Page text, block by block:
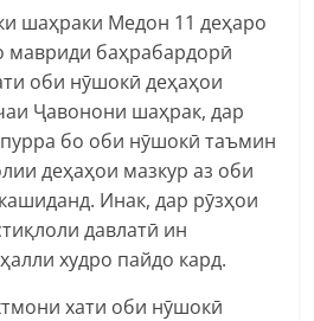
шаҳраки Медон 11 деҳаро
мавриди баҳрабардорӣ
оби нӯшокӣ деҳаҳои
Ҷавонони шаҳрак, дар
бо оби нӯшокӣ таъмин
деҳаҳои мазкур аз оби
Инак, дар рӯзҳои
давлатӣ ин
худро пайдо кард.
хати оби нӯшокӣ